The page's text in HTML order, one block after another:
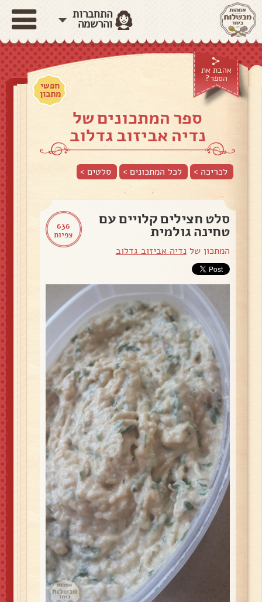
התחברות
והרשמה
אהבת את
הספר?
חפשי
מתכון
ספר המתכונים של
נדיה אביזוב גדלוב
לכריכה > לכל המתכונים > סלטים>
636
צפיות
סלט חצילים קלויים עם
טחינה גולמית
המתכון שלנדיה אביזוב גדלוב